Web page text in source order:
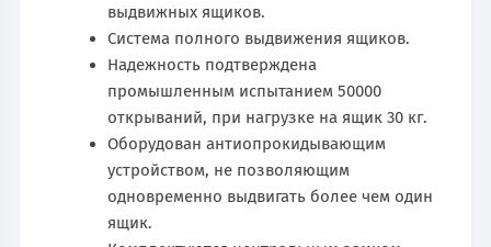
выдвижных ящиков.
Система полного выдвижения ящиков.
Надежность подтверждена
промышленным испытанием 50000
открываний, при нагрузке на ящик 30 кг.
Оборудован антиопрокидывающим
устройством, не позволяющим
одновременно выдвигать более чем один
ящик.